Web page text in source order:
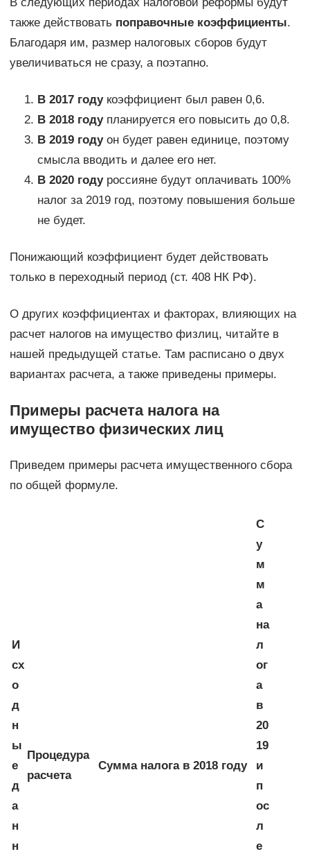
В следующих периодах налоговой реформы будут
также действовать поправочные коэффициенты.
Благодаря им, размер налоговых сборов будут
увеличиваться не сразу, а поэтапно.
В 2017 годукоэффициент был равен 0,6.
В 2018 годупланируется его повысить до 0,8.
В 2019 годуон будет равен единице, поэтому
смысла вводить и далее его нет.
В 2020 годуроссияне будут оплачивать 100%
налог за 2019 год, поэтому повышения больше
не будет.
Понижающий коэффициент будет действовать
только в переходный период (ст. 408 НК РФ).
О других коэффициентах и факторах, влияющих на
расчет налогов на имущество физлиц, читайте в
нашей предыдущей статье. Там расписано о двух
вариантах расчета, а также приведены примеры.
Примеры расчета налога на
имущество физических лиц
Приведем примеры расчета имущественного сбора
по общей формуле.
И
сх
о
д
н
ы
е
д
а
н
н
Процедура
расчета
Сумма налога в 2018 году
С
у
м
м
а
на
л
ог
а
в
20
19
и
п
ос
л
е